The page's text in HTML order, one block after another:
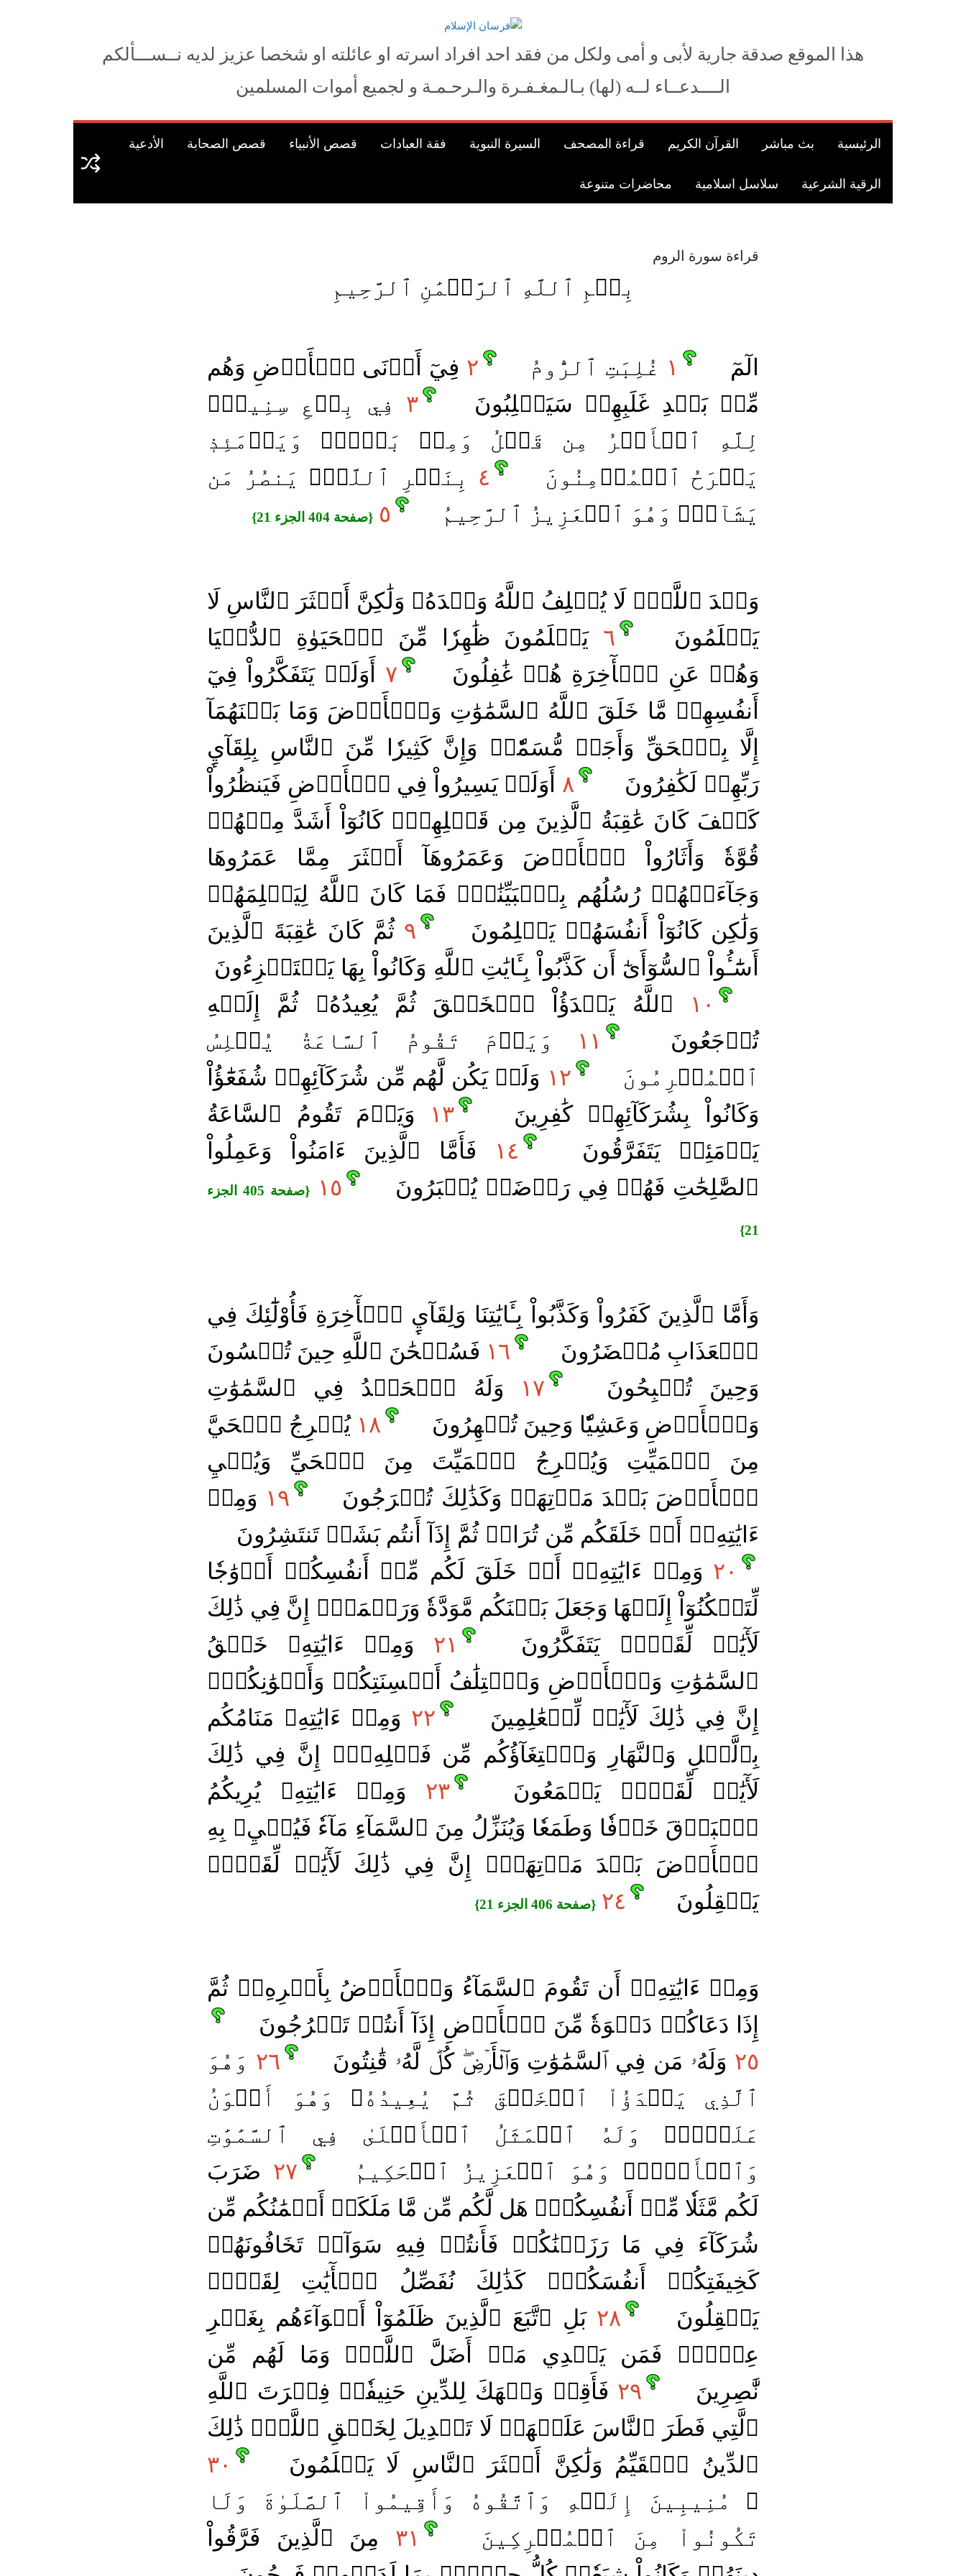
هذا الموقع صدقة جارية لأبى و أمى ولكل من فقد احد افراد اسرته او عائلته او شخصا عزيز لديه نــســـألكم
الــــدعــاء لــه (لها) بـالـمغـفـرة والـرحـمـة و لجميع أموات المسلمين
الرئيسية بث مباشر القرآن الكريم قراءة المصحف السيرة النبوية فقة العبادات قصص الأنبياء قصص الصحابة الأدعية
الرقية الشرعية سلاسل اسلامية محاضرات متنوعة
قراءة سورة الروم
بِسۡمِ ٱللَّهِ ٱلرَّحۡمَٰنِ ٱلرَّحِيمِ
الٓمٓ ١ غُلِبَتِ ٱلرُّومُ ٢ فِيٓ أَدۡنَى ٱلۡأَرۡضِ وَهُم
مِّنۢ بَعۡدِ غَلَبِهِمۡ سَيَغۡلِبُونَ
٣ فِي بِضۡعِ سِنِينَۗ
لِلَّهِ ٱلۡأَمۡرُ مِن قَبۡلُ وَمِنۢ بَعۡدُۚ وَيَوۡمَئِذٖ
يَفۡرَحُ ٱلۡمُؤۡمِنُونَ
٤ بِنَصۡرِ ٱللَّهِۚ يَنصُرُ مَن
يَشَآءُۖ وَهُوَ ٱلۡعَزِيزُ ٱلرَّحِيمُ
٥ {صفحة 404 الجزء 21}
وَعۡدَ ٱللَّهِۖ لَا يُخۡلِفُ ٱللَّهُ وَعۡدَهُۥ وَلَٰكِنَّ أَكۡثَرَ ٱلنَّاسِ لَا
يَعۡلَمُونَ
٦ يَعۡلَمُونَ ظَٰهِرٗا مِّنَ ٱلۡحَيَوٰةِ ٱلدُّنۡيَا
وَهُمۡ عَنِ ٱلۡأٓخِرَةِ هُمۡ غَٰفِلُونَ
٧ أَوَلَمۡ يَتَفَكَّرُواْ فِيٓ
أَنفُسِهِمۗ مَّا خَلَقَ ٱللَّهُ ٱلسَّمَٰوَٰتِ وَٱلۡأَرۡضَ وَمَا بَيۡنَهُمَآ
إِلَّا بِٱلۡحَقِّ وَأَجَلٖ مُّسَمّٗىۗ وَإِنَّ كَثِيرٗا مِّنَ ٱلنَّاسِ بِلِقَآيِٕ
رَبِّهِمۡ لَكَٰفِرُونَ
٨ أَوَلَمۡ يَسِيرُواْ فِي ٱلۡأَرۡضِ فَيَنظُرُواْ
كَيۡفَ كَانَ عَٰقِبَةُ ٱلَّذِينَ مِن قَبۡلِهِمۡۚ كَانُوٓاْ أَشَدَّ مِنۡهُمۡ
قُوَّةٗ وَأَثَارُواْ ٱلۡأَرۡضَ وَعَمَرُوهَآ أَكۡثَرَ مِمَّا عَمَرُوهَا
وَجَآءَتۡهُمۡ رُسُلُهُم بِٱلۡبَيِّنَٰتِۖ فَمَا كَانَ ٱللَّهُ لِيَظۡلِمَهُمۡ
وَلَٰكِن كَانُوٓاْ أَنفُسَهُمۡ يَظۡلِمُونَ
٩ ثُمَّ كَانَ عَٰقِبَةَ ٱلَّذِينَ
أَسَٰٓـُٔواْ ٱلسُّوٓأَىٰٓ أَن كَذَّبُواْ بِـَٔايَٰتِ ٱللَّهِ وَكَانُواْ بِهَا يَسۡتَهۡزِءُونَ
١٠
ٱللَّهُ يَبۡدَؤُاْ ٱلۡخَلۡقَ ثُمَّ يُعِيدُهُۥ ثُمَّ إِلَيۡهِ
تُرۡجَعُونَ
١١
وَيَوۡمَ تَقُومُ ٱلسَّاعَةُ يُبۡلِسُ
ٱلۡمُجۡرِمُونَ
١٢ وَلَمۡ يَكُن لَّهُم مِّن شُرَكَآئِهِمۡ شُفَعَٰٓؤُاْ
وَكَانُواْ بِشُرَكَآئِهِمۡ كَٰفِرِينَ
١٣
وَيَوۡمَ تَقُومُ ٱلسَّاعَةُ
يَوۡمَئِذٖ يَتَفَرَّقُونَ
١٤
فَأَمَّا ٱلَّذِينَ ءَامَنُواْ وَعَمِلُواْ
ٱلصَّٰلِحَٰتِ فَهُمۡ فِي رَوۡضَةٖ يُحۡبَرُونَ
١٥ {صفحة 405 الجزء
21}
وَأَمَّا ٱلَّذِينَ كَفَرُواْ وَكَذَّبُواْ بِـَٔايَٰتِنَا وَلِقَآيِٕ ٱلۡأٓخِرَةِ فَأُوْلَٰٓئِكَ فِي
ٱلۡعَذَابِ مُحۡضَرُونَ
١٦ فَسُبۡحَٰنَ ٱللَّهِ حِينَ تُمۡسُونَ
وَحِينَ تُصۡبِحُونَ
١٧
وَلَهُ ٱلۡحَمۡدُ فِي ٱلسَّمَٰوَٰتِ
وَٱلۡأَرۡضِ وَعَشِيّٗا وَحِينَ تُظۡهِرُونَ
١٨ يُخۡرِجُ ٱلۡحَيَّ
مِنَ ٱلۡمَيِّتِ وَيُخۡرِجُ ٱلۡمَيِّتَ مِنَ ٱلۡحَيِّ وَيُحۡيِ
ٱلۡأَرۡضَ بَعۡدَ مَوۡتِهَاۚ وَكَذَٰلِكَ تُخۡرَجُونَ
١٩ وَمِنۡ
ءَايَٰتِهِۦٓ أَنۡ خَلَقَكُم مِّن تُرَابٖ ثُمَّ إِذَآ أَنتُم بَشَرٞ تَنتَشِرُونَ
٢٠ وَمِنۡ ءَايَٰتِهِۦٓ أَنۡ خَلَقَ لَكُم مِّنۡ أَنفُسِكُمۡ أَزۡوَٰجٗا
لِّتَسۡكُنُوٓاْ إِلَيۡهَا وَجَعَلَ بَيۡنَكُم مَّوَدَّةٗ وَرَحۡمَةًۚ إِنَّ فِي ذَٰلِكَ
لَأٓيَٰتٖ لِّقَوۡمٖ يَتَفَكَّرُونَ
٢١ وَمِنۡ ءَايَٰتِهِۦ خَلۡقُ
ٱلسَّمَٰوَٰتِ وَٱلۡأَرۡضِ وَٱخۡتِلَٰفُ أَلۡسِنَتِكُمۡ وَأَلۡوَٰنِكُمۡۚ
إِنَّ فِي ذَٰلِكَ لَأٓيَٰتٖ لِّلۡعَٰلِمِينَ
٢٢ وَمِنۡ ءَايَٰتِهِۦ مَنَامُكُم
بِٱلَّيۡلِ وَٱلنَّهَارِ وَٱبۡتِغَآؤُكُم مِّن فَضۡلِهِۦٓۚ إِنَّ فِي ذَٰلِكَ
لَأٓيَٰتٖ لِّقَوۡمٖ يَسۡمَعُونَ
٢٣ وَمِنۡ ءَايَٰتِهِۦ يُرِيكُمُ
ٱلۡبَرۡقَ خَوۡفٗا وَطَمَعٗا وَيُنَزِّلُ مِنَ ٱلسَّمَآءِ مَآءٗ فَيُحۡيِۦ بِهِ
ٱلۡأَرۡضَ بَعۡدَ مَوۡتِهَآۚ إِنَّ فِي ذَٰلِكَ لَأٓيَٰتٖ لِّقَوۡمٖ
يَعۡقِلُونَ
٢٤ {صفحة 406 الجزء 21}
وَمِنۡ ءَايَٰتِهِۦٓ أَن تَقُومَ ٱلسَّمَآءُ وَٱلۡأَرۡضُ بِأَمۡرِهِۦۚ ثُمَّ
إِذَا دَعَاكُمۡ دَعۡوَةٗ مِّنَ ٱلۡأَرۡضِ إِذَآ أَنتُمۡ تَخۡرُجُونَ
٢٥ وَلَهُۥ مَن فِي ٱلسَّمَٰوَٰتِ وَٱلۡأَرۡضِۖ كُلّٞ لَّهُۥ قَٰنِتُونَ ٢٦ وَهُوَ
ٱلَّذِي يَبۡدَؤُاْ ٱلۡخَلۡقَ ثُمَّ يُعِيدُهُۥ وَهُوَ أَهۡوَنُ
عَلَيۡهِۚ وَلَهُ ٱلۡمَثَلُ ٱلۡأَعۡلَىٰ فِي ٱلسَّمَٰوَٰتِ
وَٱلۡأَرۡضِۚ وَهُوَ ٱلۡعَزِيزُ ٱلۡحَكِيمُ
٢٧ ضَرَبَ
لَكُم مَّثَلٗا مِّنۡ أَنفُسِكُمۡۖ هَل لَّكُم مِّن مَّا مَلَكَتۡ أَيۡمَٰنُكُم مِّن
شُرَكَآءَ فِي مَا رَزَقۡنَٰكُمۡ فَأَنتُمۡ فِيهِ سَوَآءٞ تَخَافُونَهُمۡ
كَخِيفَتِكُمۡ أَنفُسَكُمۡۚ كَذَٰلِكَ نُفَصِّلُ ٱلۡأٓيَٰتِ لِقَوۡمٖ
يَعۡقِلُونَ
٢٨ بَلِ ٱتَّبَعَ ٱلَّذِينَ ظَلَمُوٓاْ أَهۡوَآءَهُم بِغَيۡرِ
عِلۡمٖۖ فَمَن يَهۡدِي مَنۡ أَضَلَّ ٱللَّهُۖ وَمَا لَهُم مِّن
نَّٰصِرِينَ
٢٩ فَأَقِمۡ وَجۡهَكَ لِلدِّينِ حَنِيفٗاۚ فِطۡرَتَ ٱللَّهِ
ٱلَّتِي فَطَرَ ٱلنَّاسَ عَلَيۡهَاۚ لَا تَبۡدِيلَ لِخَلۡقِ ٱللَّهِۚ ذَٰلِكَ
ٱلدِّينُ ٱلۡقَيِّمُ وَلَٰكِنَّ أَكۡثَرَ ٱلنَّاسِ لَا يَعۡلَمُونَ
٣٠
۞ مُنِيبِينَ إِلَيۡهِ وَٱتَّقُوهُ وَأَقِيمُواْ ٱلصَّلَوٰةَ وَلَا
تَكُونُواْ مِنَ ٱلۡمُشۡرِكِينَ
٣١ مِنَ ٱلَّذِينَ فَرَّقُواْ